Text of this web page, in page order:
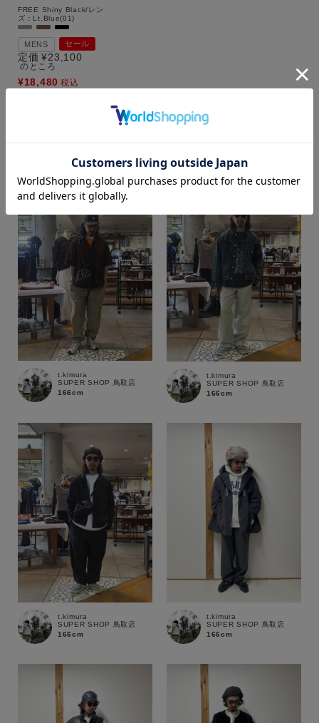
価格
商品タイプ
通常商品 予約商品
セール価格 WEB限定
在庫
FREE Shiny Black/レン
ズ：Lt.Blue(01)
MENS セール
定価 ¥23,100
のところ
¥18,480 税込
その他のコーディネート
t.kimura
SUPER SHOP 鳥取店
166cm
t.kimura
SUPER SHOP 鳥取店
166cm
t.kimura
SUPER SHOP 鳥取店
166cm
t.kimura
SUPER SHOP 鳥取店
166cm